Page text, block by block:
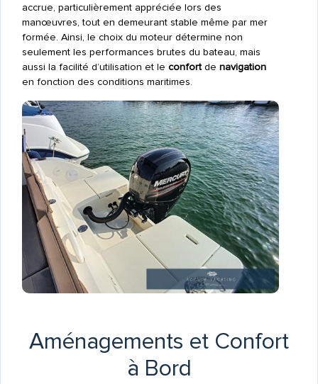
accrue, particulièrement appréciée lors des
manœuvres, tout en demeurant stable même par mer
formée. Ainsi, le choix du moteur détermine non
seulement les performances brutes du bateau, mais
aussi la facilité d’utilisation et le confortde navigation
en fonction des conditions maritimes.
Aménagements et Confort
à Bord